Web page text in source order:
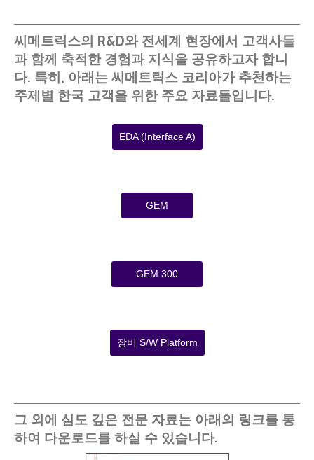
씨메트릭스의 R&D와 전세계 현장에서 고객사들
과 함께 축적한 경험과 지식을 공유하고자 합니
다. 특히, 아래는 씨메트릭스 코리아가 추천하는
주제별 한국 고객을 위한 주요 자료들입니다.
EDA (Interface A)
GEM
GEM 300
장비 S/W Platform
그 외에 심도 깊은 전문 자료는 아래의 링크를 통
하여 다운로드를 하실 수 있습니다.